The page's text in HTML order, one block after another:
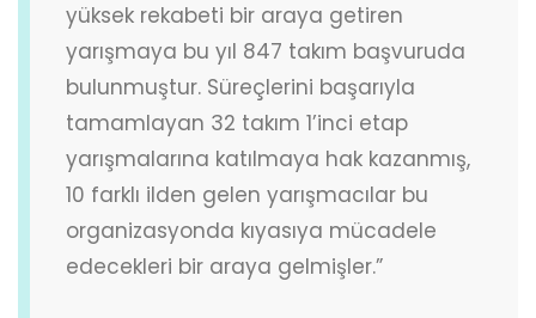
yüksek rekabeti bir araya getiren
yarışmaya bu yıl 847 takım başvuruda
bulunmuştur. Süreçlerini başarıyla
tamamlayan 32 takım 1’inci etap
yarışmalarına katılmaya hak kazanmış,
10 farklı ilden gelen yarışmacılar bu
organizasyonda kıyasıya mücadele
edecekleri bir araya gelmişler.”